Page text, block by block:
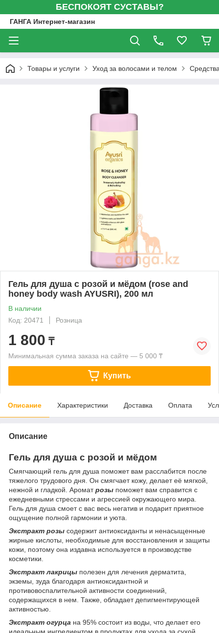
БЕСПОКОЯТ СУСТАВЫ?
ГАНГА Интернет-магазин
Товары и услуги Уход за волосами и телом
Гель для душа с розой и мёдом (rose and
honey body wash AYUSRI), 200 мл
В наличии
Код: 20471
Розница
1 800 ₸
Минимальная сумма заказа на сайте — 5 000 ₸
Купить
Описание Характеристики Доставка Оплата
Описание
Гель для душа с розой и мёдом
Смягчающий гель для душа поможет вам расслабится после
тяжелого трудового дня. Он смягчает кожу, делает её мягкой,
нежной и гладкой. Ароматрозы поможет вам справится с
ежедневными стрессами и агрессией окружающего мира.
Гель для душа смоет с вас весь негатив и подарит приятное
ощущение полной гармонии и уюта.
Экстракт розы содержит антиоксиданты и ненасыщенные
жирные кислоты, необходимые для восстановления и защиты
кожи, поэтому она издавна используется в производстве
косметики.
Экстракт лакрицы полезен для лечения дерматита,
экземы, зуда благодаря антиоксидантной и
противовоспалительной активности соединений,
содержащихся в нем. Также, обладает депигментирующей
активностью.
Экстракт огурца на 95% состоит из воды, что делает его
идеальным ингредиентом в продуктах для ухода за сухой